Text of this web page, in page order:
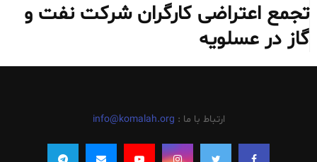
تجمع اعتراضی کارگران شرکت نفت و
گاز در عسلویه
ارتباط با ما : info@komalah.org